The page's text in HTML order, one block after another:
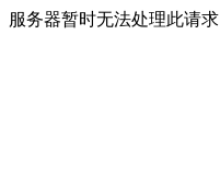
服务器暂时无法处理此请求